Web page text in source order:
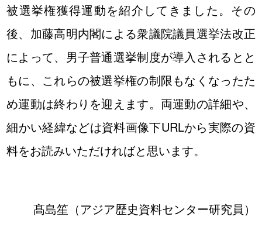
被選挙権獲得運動を紹介してきました。その
後、加藤高明内閣による衆議院議員選挙法改正
によって、男子普通選挙制度が導入されるとと
もに、これらの被選挙権の制限もなくなったた
め運動は終わりを迎えます。両運動の詳細や、
細かい経緯などは資料画像下URLから実際の資
料をお読みいただければと思います。
髙島笙（アジア歴史資料センター研究員）